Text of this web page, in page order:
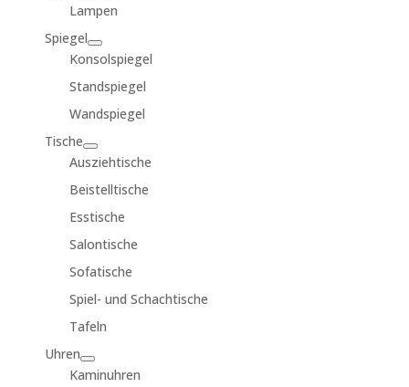
Lampen
Spiegel
Konsolspiegel
Standspiegel
Wandspiegel
Tische
Ausziehtische
Beistelltische
Esstische
Salontische
Sofatische
Spiel- und Schachtische
Tafeln
Uhren
Kaminuhren